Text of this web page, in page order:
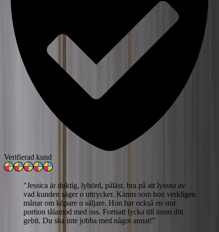
Verifierad kund
"Jessica är duktig, lyhörd, påläst, bra på att lyssna av
vad kunden säger o uttrycker. Känns som hon verkligen
månar om köpare o säljare. Hon har också en stor
portion tålamod med oss. Fortsatt lycka till inom ditt
gebit. Du ska inte jobba med något annat!"